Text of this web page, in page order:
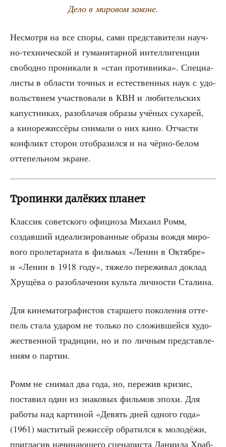
Дело в миро­вом законе.
Несмот­ря на все спо­ры, сами пред­ста­ви­те­ли науч­
но-тех­ни­че­ской и гума­ни­тар­ной интел­ли­ген­ции
сво­бод­но про­ни­ка­ли в «стан про­тив­ни­ка». Спе­ци­а­
ли­сты в обла­сти точ­ных и есте­ствен­ных наук с удо­
воль­стви­ем участ­во­ва­ли в КВН и люби­тель­ских
капуст­ни­ках, раз­об­ла­чая обра­зы учё­ных суха­рей,
а кино­ре­жис­сё­ры сни­ма­ли о них кино. Отча­сти
кон­фликт сто­рон отоб­ра­зил­ся и на чёр­но-белом
отте­пель­ном экране.
Тропинки далёких планет
Клас­сик совет­ско­го офи­ци­о­за Миха­ил Ромм,
создав­ший иде­а­ли­зи­ро­ван­ные обра­зы вождя миро­
во­го про­ле­та­ри­а­та в филь­мах «Ленин в Октяб­ре»
и «Ленин в 1918 году», тяже­ло пере­жи­вал доклад
Хру­щё­ва о раз­об­ла­че­нии куль­та лич­но­сти Сталина.
Для кине­ма­то­гра­фи­стов стар­ше­го поко­ле­ния отте­
пель ста­ла уда­ром не толь­ко по сло­жив­шей­ся худо­
же­ствен­ной тра­ди­ции, но и по лич­ным пред­став­ле­
ни­ям о партии.
Ромм не сни­мал два года, но, пере­жив кри­зис,
поста­вил один из зна­ко­вых филь­мов эпо­хи. Для
рабо­ты над кар­ти­ной «Девять дней одно­го года»
(1961) масти­тый режис­сёр обра­тил­ся к моло­дё­жи,
при­гла­сив начи­на­ю­ще­го сце­на­ри­ста Дани­и­ла Храб­